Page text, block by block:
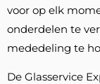
voor op elk
onderdelen te
mededeling te
De Glasservice